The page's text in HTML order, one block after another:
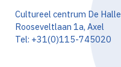
Cultureel centrum De Halle
Rooseveltlaan 1a, Axel
Tel: +31(0)115-745020